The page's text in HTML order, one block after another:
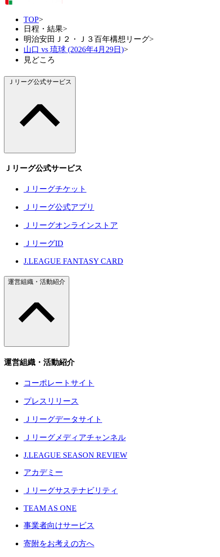
TOP>
日程・結果>
明治安田Ｊ２・Ｊ３百年構想リーグ>
山口 vs 琉球 (2026年4月29日)>
見どころ
Ｊリーグ公式サービス
Ｊリーグ公式サービス
Ｊリーグチケット
Ｊリーグ公式アプリ
Ｊリーグオンラインストア
ＪリーグID
J.LEAGUE FANTASY CARD
運営組織・活動紹介
運営組織・活動紹介
コーポレートサイト
プレスリリース
Ｊリーグデータサイト
Ｊリーグメディアチャンネル
J.LEAGUE SEASON REVIEW
アカデミー
Ｊリーグサステナビリティ
TEAM AS ONE
事業者向けサービス
寄附をお考えの方へ